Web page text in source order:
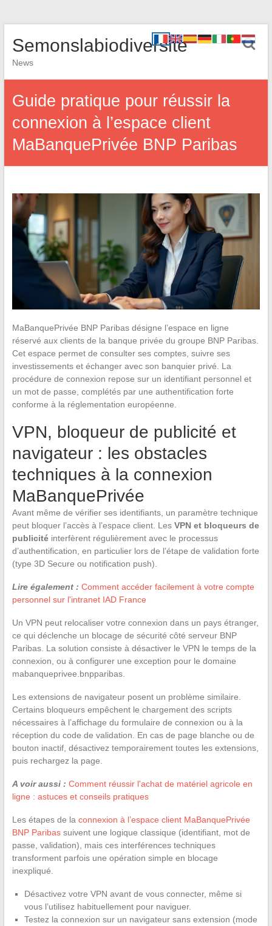
Semonslabiodiversite
News
Guide pratique pour réussir la
connexion à l’espace client
MaBanquePrivée BNP Paribas
MaBanquePrivée BNP Paribas désigne l’espace en ligne
réservé aux clients de la banque privée du groupe BNP Paribas.
Cet espace permet de consulter ses comptes, suivre ses
investissements et échanger avec son banquier privé. La
procédure de connexion repose sur un identifiant personnel et
un mot de passe, complétés par une authentification forte
conforme à la réglementation européenne.
VPN, bloqueur de publicité et
navigateur : les obstacles
techniques à la connexion
MaBanquePrivée
Avant même de vérifier ses identifiants, un paramètre technique
peut bloquer l’accès à l’espace client. Les VPN et bloqueurs de
publicitéinterfèrent régulièrement avec le processus
d’authentification, en particulier lors de l’étape de validation forte
(type 3D Secure ou notification push).
Lire également : Comment accéder facilement à votre compte
personnel sur l'intranet IAD France
Un VPN peut relocaliser votre connexion dans un pays étranger,
ce qui déclenche un blocage de sécurité côté serveur BNP
Paribas. La solution consiste à désactiver le VPN le temps de la
connexion, ou à configurer une exception pour le domaine
mabanqueprivee.bnpparibas.
Les extensions de navigateur posent un problème similaire.
Certains bloqueurs empêchent le chargement des scripts
nécessaires à l’affichage du formulaire de connexion ou à la
réception du code de validation. En cas de page blanche ou de
bouton inactif, désactivez temporairement toutes les extensions,
puis rechargez la page.
A voir aussi : Comment réussir l'achat de matériel agricole en
ligne : astuces et conseils pratiques
Les étapes de la connexion à l’espace client MaBanquePrivée
BNP Paribassuivent une logique classique (identifiant, mot de
passe, validation), mais ces interférences techniques
transforment parfois une opération simple en blocage
inexpliqué.
Désactivez votre VPN avant de vous connecter, même si
vous l’utilisez habituellement pour naviguer.
Testez la connexion sur un navigateur sans extension (mode